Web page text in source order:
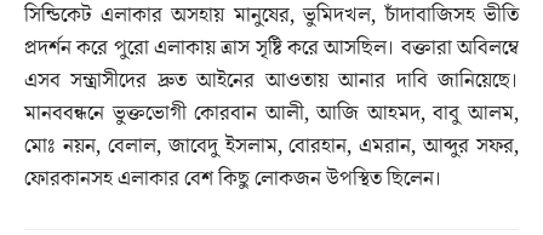
সিন্ডিকেট এলাকার অসহায় মানুষের, ভুমিদখল, চাঁদাবাজিসহ ভীতি
প্রদর্শন করে পুরো এলাকায় ত্রাস সৃষ্টি করে আসছিল। বক্তারা অবিলম্বে
এসব সন্ত্রাসীদের দ্রুত আইনের আওতায় আনার দাবি জানিয়েছে।
মানববন্ধনে ভুক্তভোগী কোরবান আলী, আজি আহমদ, বাবু আলম,
মোঃ নয়ন, বেলাল, জাবেদু ইসলাম, বোরহান, এমরান, আব্দুর সফর,
ফোরকানসহ এলাকার বেশ কিছু লোকজন উপস্থিত ছিলেন।